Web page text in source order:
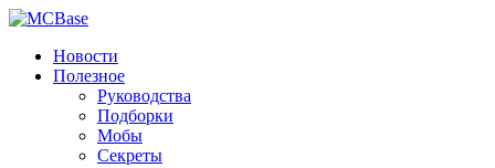
Новости
Полезное
Руководства
Подборки
Мобы
Секреты